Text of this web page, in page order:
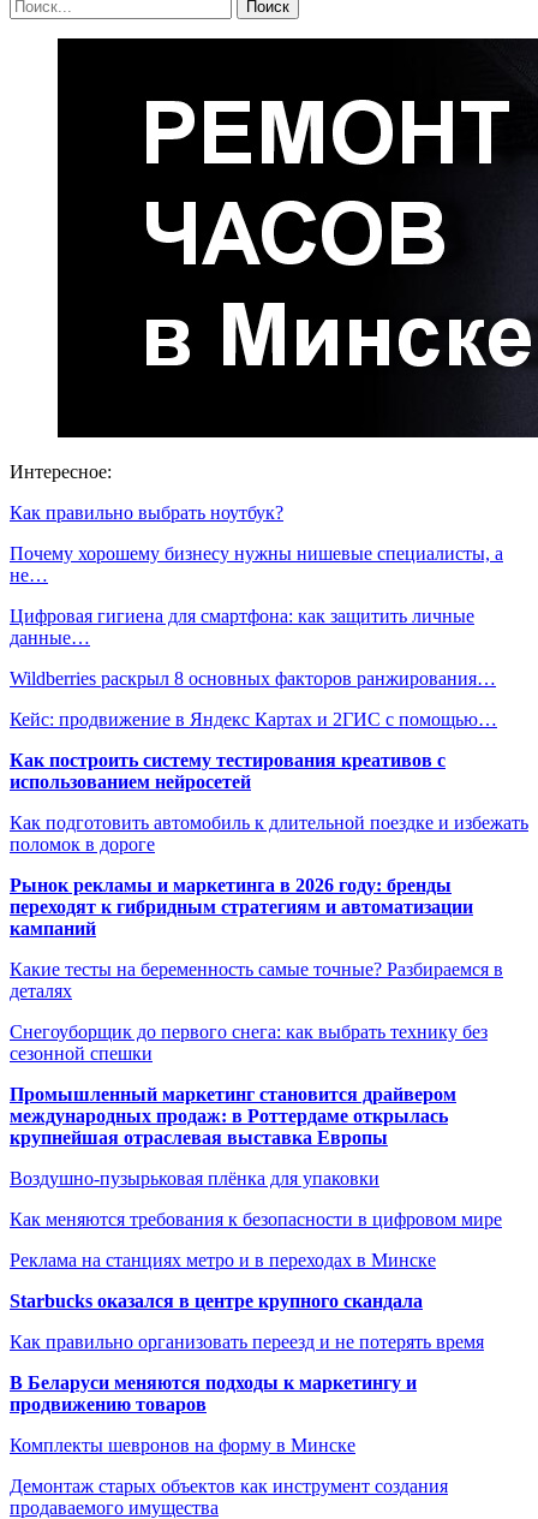
Интересное:
Как правильно выбрать ноутбук?
Почему хорошему бизнесу нужны нишевые специалисты, а
не…
Цифровая гигиена для смартфона: как защитить личные
данные…
Wildberries раскрыл 8 основных факторов ранжирования…
Кейс: продвижение в Яндекс Картах и 2ГИС с помощью…
Как построить систему тестирования креативов с
использованием нейросетей
Как подготовить автомобиль к длительной поездке и избежать
поломок в дороге
Рынок рекламы и маркетинга в 2026 году: бренды
переходят к гибридным стратегиям и автоматизации
кампаний
Какие тесты на беременность самые точные? Разбираемся в
деталях
Снегоуборщик до первого снега: как выбрать технику без
сезонной спешки
Промышленный маркетинг становится драйвером
международных продаж: в Роттердаме открылась
крупнейшая отраслевая выставка Европы
Воздушно-пузырьковая плёнка для упаковки
Как меняются требования к безопасности в цифровом мире
Реклама на станциях метро и в переходах в Минске
Starbucks оказался в центре крупного скандала
Как правильно организовать переезд и не потерять время
В Беларуси меняются подходы к маркетингу и
продвижению товаров
Комплекты шевронов на форму в Минске
Демонтаж старых объектов как инструмент создания
продаваемого имущества